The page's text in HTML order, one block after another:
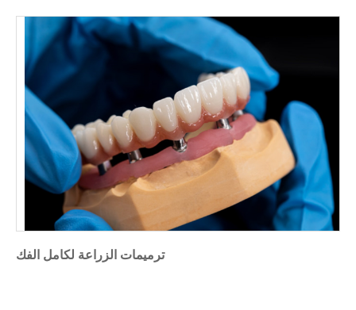
ترميمات الزراعة لكامل الفك